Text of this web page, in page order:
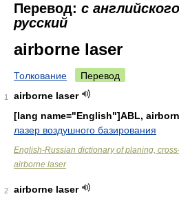
Перевод: с
русский
airborne laser
Толкование Перевод
1
airborne laser
[lang name="English"]ABL,
лазер воздушного базирования
English-Russian dictionary of planing,
airborne laser
2
airborne laser